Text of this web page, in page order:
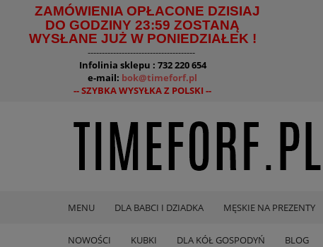
ZAMÓWIENIA OPŁACONE DZISIAJ
DO GODZINY 23:59 ZOSTANĄ
WYSŁANE JUŻ W PONIEDZIAŁEK !
--------------------------------------
Infolinia sklepu : 732 220 654
e-mail: bok@timeforf.pl
-- SZYBKA WYSYŁKA Z POLSKI --
MENU DLA BABCI I DZIADKA MĘSKIE NA PREZENTY
NOWOŚCI KUBKI DLA KÓŁ GOSPODYŃ BLOG